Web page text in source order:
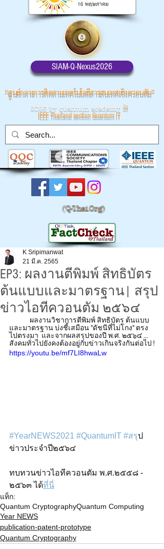
SIAM-Q-Nexus2026
“ศูนย์กลางการติดตามเทคโนโลยีสารสนเทศเชิงควอนตัม”
2026 by quantum academy &
IEEE Thailand section Quantum IT
(Q-Thai.Org)
EP3: ผลงานตีพิมพ์ สิทธิบัตร
ต้นแบบและมาตรฐาน| สรุป
ข่าวไอทีควอนตัม ๒๕๖๔
K Sripimanwat
21 มี.ค. 2565
และมาตรฐาน บ่งชี้เสมือน "ดัชนีที่ไม่โกง" ตรง
ไปตรงมา  และจากผลสรุปของปี พ.ศ. ๒๕๖๔ ...
สังคมทั่วไปยังคงต้องอยู่กับข่าวเกินจริงกันต่อไป !
https://youtu.be/mf7LI8hwaLw
#YearNEWS2021 #QuantumIT #สรุป
ข่าวประจำปี๒๕๖๔
ทบทวนข่าวไอทีควอนตัม พ.ศ.๒๕๕๘ -
๒๕๖๓ ได้ที่นี่
แท็ก:
Quantum CryptographyQuantum Computing
Year NEWS
publication-patent-prototype
Quantum Cryptography